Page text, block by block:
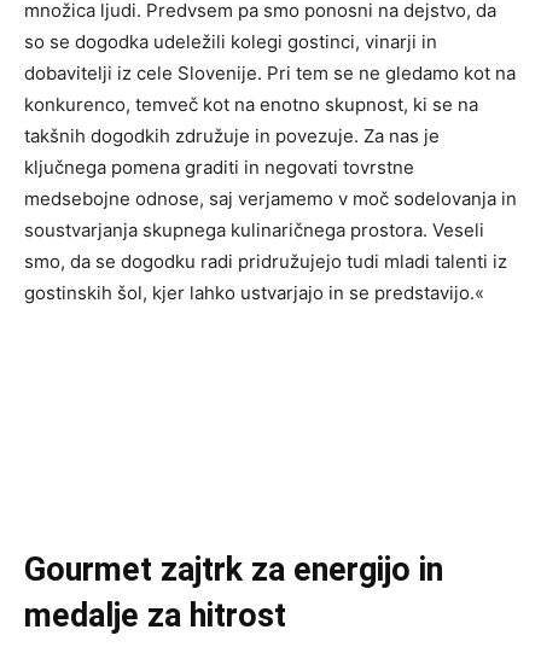
množica ljudi. Predvsem pa smo ponosni na dejstvo, da
so se dogodka udeležili kolegi gostinci, vinarji in
dobavitelji iz cele Slovenije. Pri tem se ne gledamo kot na
konkurenco, temveč kot na enotno skupnost, ki se na
takšnih dogodkih združuje in povezuje. Za nas je
ključnega pomena graditi in negovati tovrstne
medsebojne odnose, saj verjamemo v moč sodelovanja in
soustvarjanja skupnega kulinaričnega prostora. Veseli
smo, da se dogodku radi pridružujejo tudi mladi talenti iz
gostinskih šol, kjer lahko ustvarjajo in se predstavijo.«
Gourmet zajtrk za energijo in
medalje za hitrost